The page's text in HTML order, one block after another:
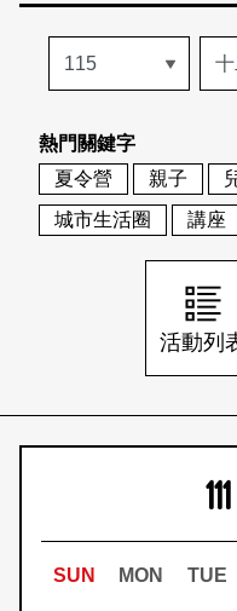
歷史專題
活動列表
地圖搜尋
關於我們
關於我們
刊物索取地點
會員基本資料
刊登活動
網站導覽
日本語
熱門關鍵字
夏令營
親子
城市生活圈
講座
活動列
SUN MON TUE